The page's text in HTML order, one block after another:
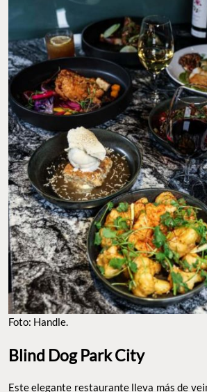
Foto: Handle.
Blind Dog Park City
Este elegante restaurante lleva más de